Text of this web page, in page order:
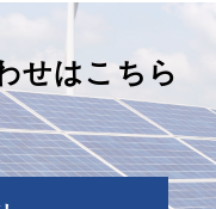
せはこちら